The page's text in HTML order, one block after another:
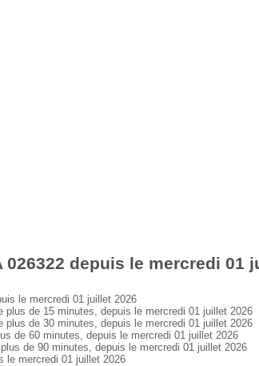
depuis le mercredi 01
le mercredi 01 juillet 2026
de 15 minutes, depuis le mercredi 01 juillet 2026
de 30 minutes, depuis le mercredi 01 juillet 2026
de 60 minutes, depuis le mercredi 01 juillet 2026
de 90 minutes, depuis le mercredi 01 juillet 2026
le mercredi 01 juillet 2026